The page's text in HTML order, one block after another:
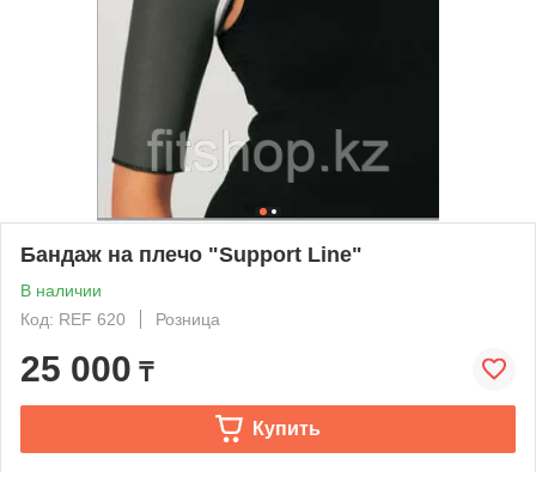
Бандаж на плечо "Support Line"
В наличии
Код: REF 620
Розница
25 000 ₸
Купить